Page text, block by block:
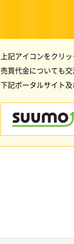
上記アイコンをクリ
売買代金についても
下記ポータルサイト